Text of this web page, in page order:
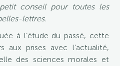
conseil pour toutes les
lettres.
à l’étude du passé, cette
aux prises avec l’actualité,
des sciences morales et